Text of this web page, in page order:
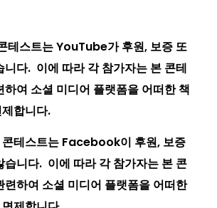
테스트는 YouTube가 후원, 보증 또
니다. 이에 따라 각 참가자는 본 콘테
하여 소셜 미디어 플랫폼을 어떠한 책
합니다.
콘테스트는 Facebook이 후원, 보증
습니다. 이에 따라 각 참가자는 본 콘
련하여 소셜 미디어 플랫폼을 어떠한